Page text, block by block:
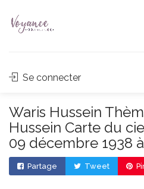
Se connecter
Waris Hussein
Hussein Carte du
09 décembre 1938
Partage Tweet